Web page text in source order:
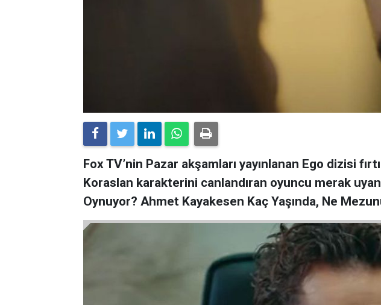
Fox TV’nin Pazar akşamları yayınlanan Ego dizisi
Koraslan karakterini canlandıran oyuncu merak
Oynuyor? Ahmet Kayakesen Kaç Yaşında, Ne